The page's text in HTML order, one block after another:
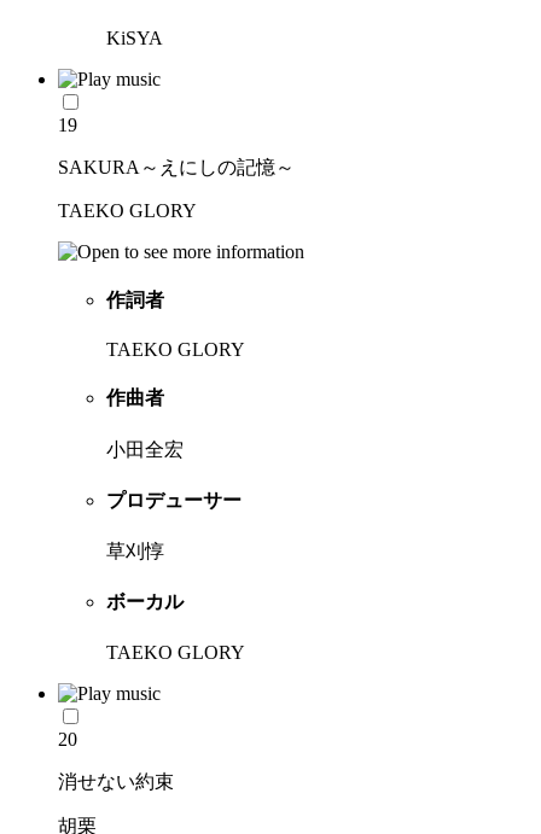
KiSYA
19
SAKURA～えにしの記憶～
TAEKO GLORY
作詞者
TAEKO GLORY
作曲者
小田全宏
プロデューサー
草刈惇
ボーカル
TAEKO GLORY
20
消せない約束
胡栗